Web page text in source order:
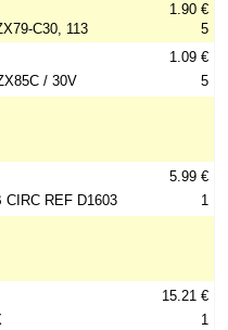
C30, 113
1.90 €
5
/ 30V
1.09 €
5
CIRC REF D1603
5.99 €
1
15.21 €
1